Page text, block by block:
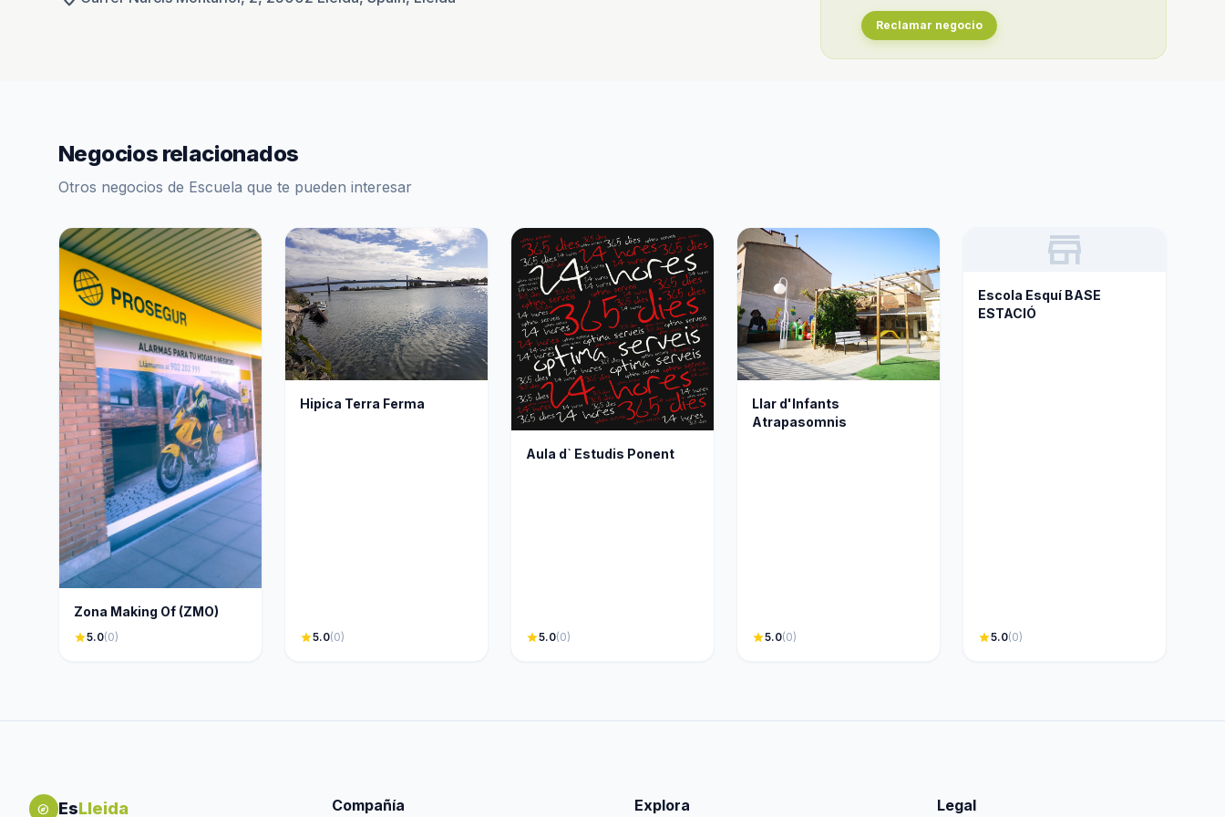
Reclamar negocio
Negocios relacionados
Otros negocios de Escuela que te pueden interesar
Zona Making Of (ZMO)
star5.0(0)
Hipica Terra Ferma
star5.0(0)
Aula d` Estudis Ponent
star5.0(0)
Llar d'Infants
Atrapasomnis
star5.0(0)
store
Escola Esquí BASE
ESTACIÓ
star5.0(0)
explore EsLleida Compañía Explora Legal